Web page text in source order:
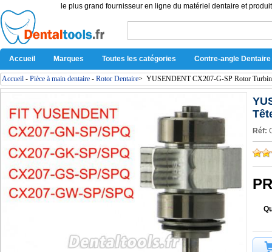
le plus grand fournisseur en ligne du matériel dentaire et
Accueil Marques Toutes les catégories Contre-angle Dentaire
Accueil - Pièce à main dentaire - Rotor Dentaire> YUSENDENT CX207-G-SP Rotor
Réf: